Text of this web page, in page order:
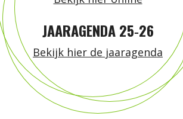
JAARAGENDA 25‑26
Bekijk hier de jaaragenda